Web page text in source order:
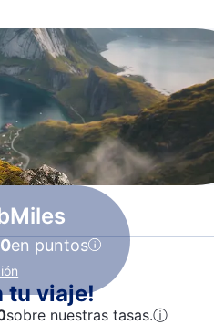
en puntos
tu viaje!
sobre nuestras tasas.ⓘ